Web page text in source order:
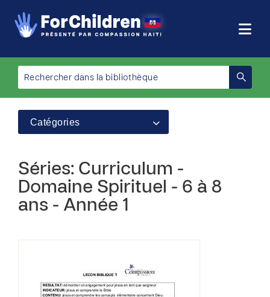
Catégories
Séries: Curriculum -
Domaine Spirituel - 6 à 8
ans - Année 1